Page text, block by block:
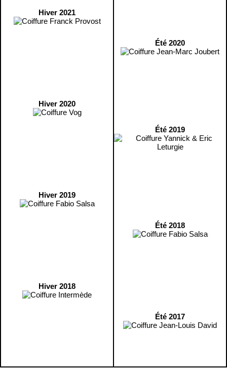
Hiver 2021
Hiver 2020
Hiver 2019
Hiver 2018
Été 2020
Été 2019
Été 2018
Été 2017